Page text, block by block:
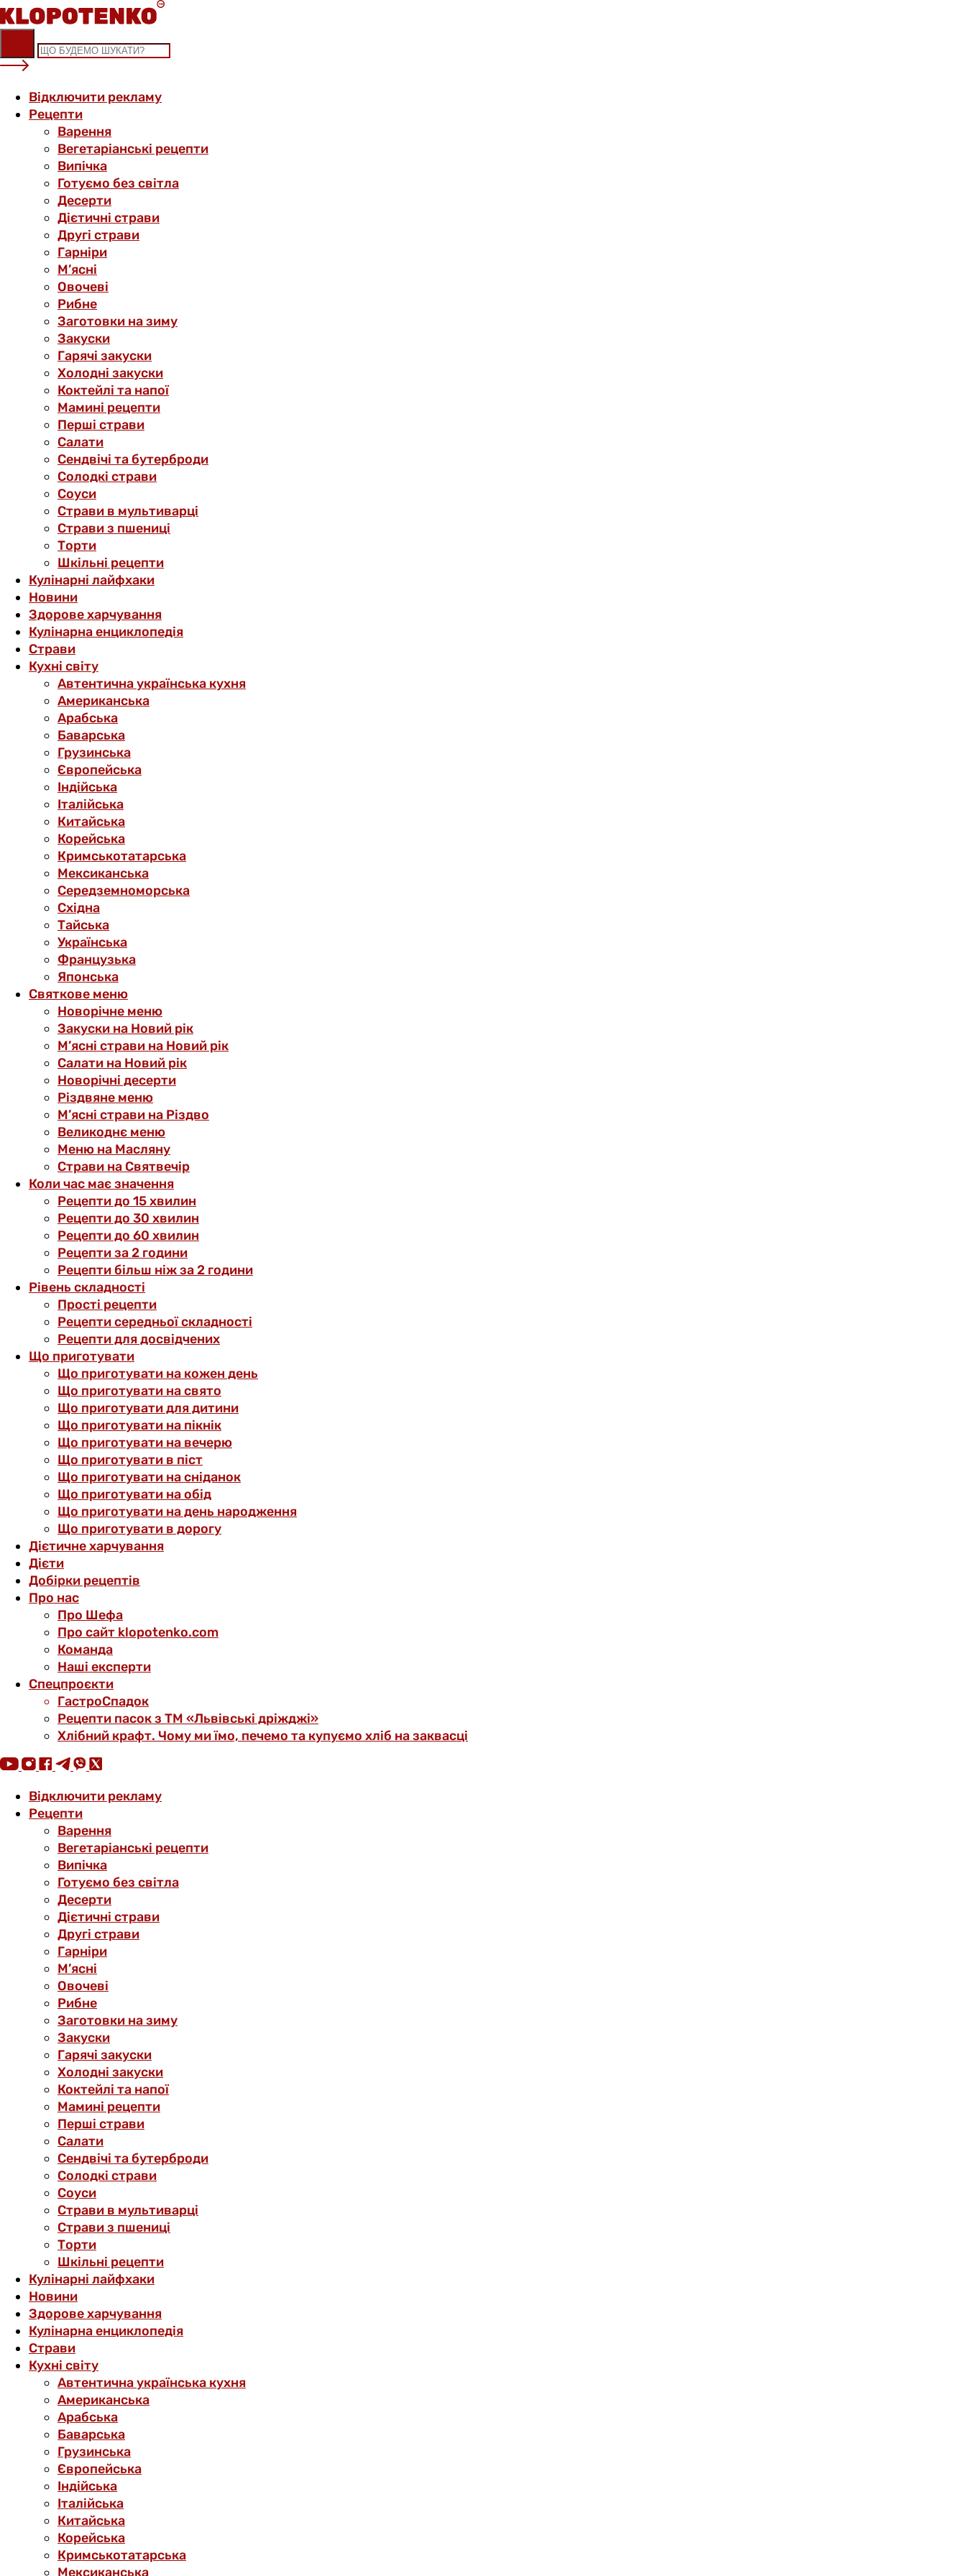
Skip
to
content
Відключити рекламу
Рецепти
Варення
Вегетаріанські рецепти
Випічка
Готуємо без світла
Десерти
Дієтичні страви
Другі страви
Гарніри
М’ясні
Овочеві
Рибне
Заготовки на зиму
Закуски
Гарячі закуски
Холодні закуски
Коктейлі та напої
Мамині рецепти
Перші страви
Салати
Сендвічі та бутерброди
Солодкі страви
Соуси
Страви в мультиварці
Страви з пшениці
Торти
Шкільні рецепти
Кулінарні лайфхаки
Новини
Здорове харчування
Кулінарна енциклопедія
Страви
Кухні світу
Автентична українська кухня
Американська
Арабська
Баварська
Грузинська
Європейська
Індійська
Італійська
Китайська
Корейська
Кримськотатарська
Мексиканська
Середземноморська
Східна
Тайська
Українська
Французька
Японська
Святкове меню
Новорічне меню
Закуски на Новий рік
М’ясні страви на Новий рік
Салати на Новий рік
Новорічні десерти
Різдвяне меню
М’ясні страви на Різдво
Великоднє меню
Меню на Масляну
Страви на Святвечір
Коли час має значення
Рецепти до 15 хвилин
Рецепти до 30 хвилин
Рецепти до 60 хвилин
Рецепти за 2 години
Рецепти більш ніж за 2 години
Рівень складності
Прості рецепти
Рецепти середньої складності
Рецепти для досвідчених
Що приготувати
Що приготувати на кожен день
Що приготувати на свято
Що приготувати для дитини
Що приготувати на пікнік
Що приготувати на вечерю
Що приготувати в піст
Що приготувати на сніданок
Що приготувати на обід
Що приготувати на день народження
Що приготувати в дорогу
Дієтичне харчування
Дієти
Добірки рецептів
Про нас
Про Шефа
Про сайт klopotenko.com
Команда
Наші експерти
Спецпроєкти
ГастроСпадок
Рецепти пасок з ТМ «Львівські дріжджі»
Хлібний крафт. Чому ми їмо, печемо та купуємо хліб на заквасці
Відключити рекламу
Рецепти
Варення
Вегетаріанські рецепти
Випічка
Готуємо без світла
Десерти
Дієтичні страви
Другі страви
Гарніри
М’ясні
Овочеві
Рибне
Заготовки на зиму
Закуски
Гарячі закуски
Холодні закуски
Коктейлі та напої
Мамині рецепти
Перші страви
Салати
Сендвічі та бутерброди
Солодкі страви
Соуси
Страви в мультиварці
Страви з пшениці
Торти
Шкільні рецепти
Кулінарні лайфхаки
Новини
Здорове харчування
Кулінарна енциклопедія
Страви
Кухні світу
Автентична українська кухня
Американська
Арабська
Баварська
Грузинська
Європейська
Індійська
Італійська
Китайська
Корейська
Кримськотатарська
Мексиканська